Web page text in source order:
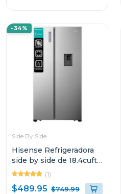
-34%
Side By Side
Hisense Refrigeradora
side by side de 18.4cuft
con dispensador de
agua RS19N6AS
(1)
$489.95 $749.99